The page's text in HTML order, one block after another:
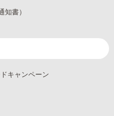
知書）
キャンペーン